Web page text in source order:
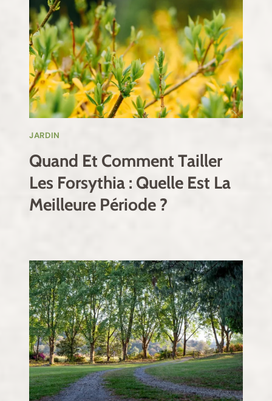
JARDIN
Quand Et Comment Tailler
Les Forsythia : Quelle Est La
Meilleure Période ?